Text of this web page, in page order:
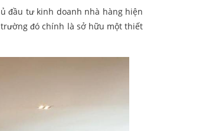
đầu tư kinh doanh nhà hàng hiện
đó chính là sở hữu một thiết